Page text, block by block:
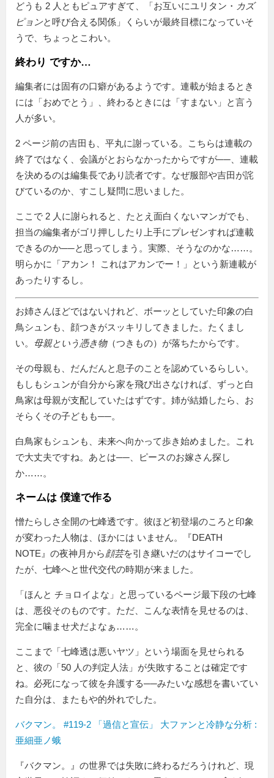
どうも 2 人ともピュアすぎて、「お互いにユリタン・ カズ
ピョンと呼び合える関係」くらいが最終目標になっていそ
うで、ちょっとこわい。
終わり ですか…
編集者には固有の口癖があるようです。連載が始まるとき
には「おめでとう」、終わるときには「すまない」と言う
人が多い。
2 ページ前の吉田も、平丸に謝っている。こちらは連載の
終了ではなく、会議がとおらなかったからですが──、連載
を決めるのは編集長であり読者です。なぜ服部や吉田が詫
びているのか、すこし疑問に思いました。
ここで 2 人に謝られると、たとえ面白くないマンガでも、
担当の編集者がゴリ押ししたり上手にプレゼンすれば連載
できるのか──と思ってしまう。実際、そうなのかな……。
明らかに「アカン！ これはアカンでー！」という新連載が
あったりするし。
お姉さんほどではないけれど、ボーッとしていた印象の白
鳥シュンも、顔つきがスッキリしてきました。たくまし
い。
母親という憑き物（つきもの）が落ちたからです。
その母親も、だんだんと息子のことを認めているらしい。
もしもシュンが自分から家を飛び出さなければ、ずっと白
鳥家は母親が支配していたはずです。姉が結婚したら、お
そらくその子どもも──。
白鳥家もシュンも、未来へ向かって歩き始めました。これ
で大丈夫ですね。あとは──、ピースのお嫁さん探し
か……。
ネームは 僕達で作る
憎たらしさ全開の七峰透です。彼ほど初登場のころと印象
が変わった人物は、ほかには いません。『DEATH
NOTE』の夜神月から顔芸を引き継いだのはサイコーでし
たが、七峰へと世代交代の時期が来ました。
ほんと チョロイよな
と思っているページ最下段の七峰
は、悪役そのものです。ただ、こんな表情を見せるのは、
完全に噛ませ犬だよなぁ……。
ここまで「七峰透は悪いヤツ」という場面を見せられる
と、彼の「50 人の判定人法」が失敗することは確定です
ね。必死になって彼を弁護する──みたいな感想を書いてい
た自分は、またもや的外れでした。
バクマン。 #119-2 「過信と宣伝」 大ファンと冷静な分析 :
亜細亜ノ蛾
『バクマン。』の世界では失敗に終わるだろうけれど、現